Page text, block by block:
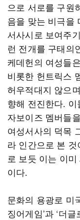
으로 서로를 구원
음을 맞는 비극을
서사시로 보여주
런 전개를 구태의
케데헌의 여성들
비롯한 헌트릭스
허우적대지 않으
향해 전진한다.
자보이즈 멤버들
여성서사의 덕목
라 인간으로 본
로 보듯 이는 이
이다.
문화의 용광로 미
징어게임’과 ‘더